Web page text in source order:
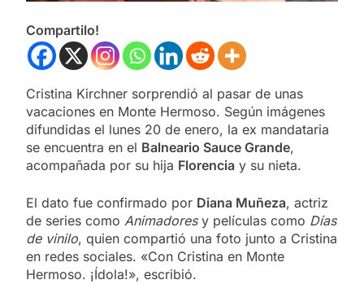
Compartilo!
Cristina Kirchner sorprendió al pasar de unas
vacaciones en Monte Hermoso. Según imágenes
difundidas el lunes 20 de enero, la ex mandataria
se encuentra en el Balneario Sauce Grande,
acompañada por su hija Florencia y su nieta.
El dato fue confirmado por Diana Muñeza, actriz
de series como Animadoresy películas como Días
de vinilo, quien compartió una foto junto a Cristina
en redes sociales. «Con Cristina en Monte
Hermoso. ¡Ídola!», escribió.